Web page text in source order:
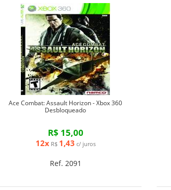
Ace Combat: Assault Horizon - Xbox 360
Desbloqueado
R$ 15,00
12xR$ 1,43 c/ juros
Ref. 2091